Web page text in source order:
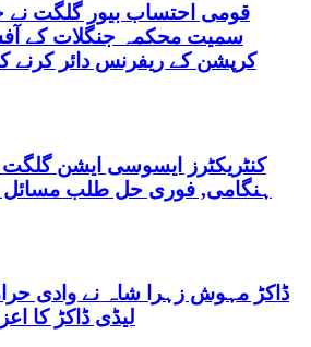
قومی احتساب بیور گلگت نے
سمیت محکمہ جنگلات کے
کرپشن کے ریفرنس دائر
کنٹریکٹرز ایسوسی ایشن گلگت
ہنگامی, فوری حل طلب مسائل
ڈاکڑ مہوش زہرا شاہ نے وادی
لیڈی ڈاکڑ کا